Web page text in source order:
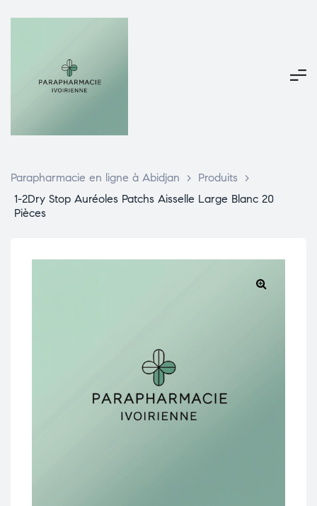
Parapharmacie en ligne à Abidjan > Produits
>
1-2Dry Stop Auréoles Patchs Aisselle Large Blanc 20
Pièces